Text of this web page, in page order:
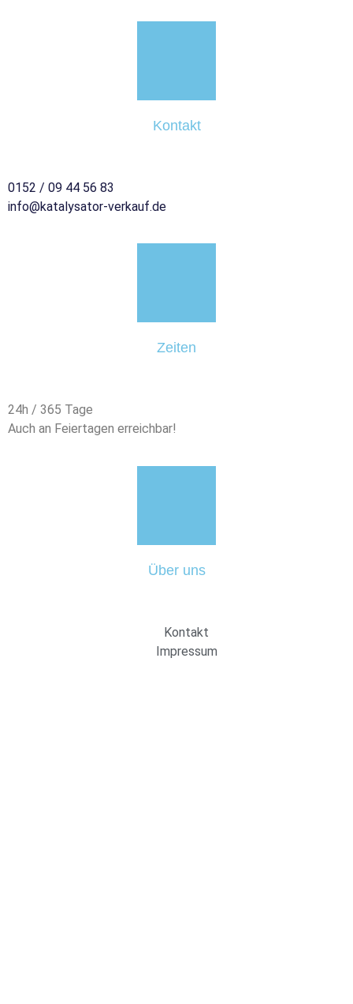
Kontakt
0152 / 09 44 56 83
info@katalysator-verkauf.de
Zeiten
24h / 365 Tage
Auch an Feiertagen erreichbar!
Über uns
Kontakt
Impressum